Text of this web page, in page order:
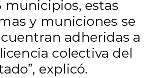
municipios, estas
y municiones se
adheridas a
colectiva del
explicó.